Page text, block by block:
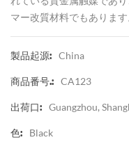
マー改質材料でもあります
製品起源: China
商品番号.: CA123
出荷口: Guangzhou,
色: Black